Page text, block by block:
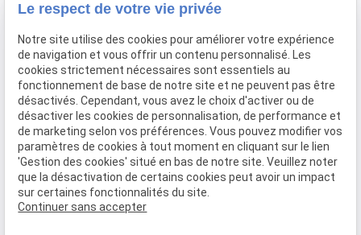
03 28 68 82 00
06 80 84 45 90
Adresse
10, chemin de Cassel
59470 BOLLEZEELE
Horaires
09:00 - 17:00
Lundi - Samedi
Le respect de votre vie privée
Notre site utilise des cookies pour améliorer votre expérience
de navigation et vous offrir un contenu personnalisé. Les
cookies strictement nécessaires sont essentiels au
fonctionnement de base de notre site et ne peuvent pas être
désactivés. Cependant, vous avez le choix d'activer ou de
désactiver les cookies de personnalisation, de performance et
de marketing selon vos préférences. Vous pouvez modifier vos
paramètres de cookies à tout moment en cliquant sur le lien
'Gestion des cookies' situé en bas de notre site. Veuillez noter
que la désactivation de certains cookies peut avoir un impact
sur certaines fonctionnalités du site.
Continuer sans accepter